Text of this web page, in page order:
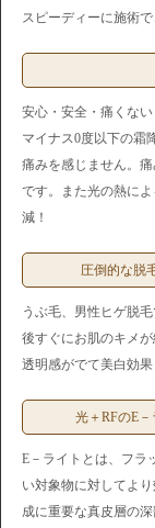
スピーディーに施術
安心・安全・痛くない
マイナス0度以下の霜
痛みを感じません。
です。また光の熱に
減！
圧倒的な脱
うぶ毛、男性ヒゲ脱
後すぐにお肌のキメ
透明感がでて美白効果
光＋RFのE
E－ライトとは、フラ
い対象物に対してよ
成に重要な真皮層の